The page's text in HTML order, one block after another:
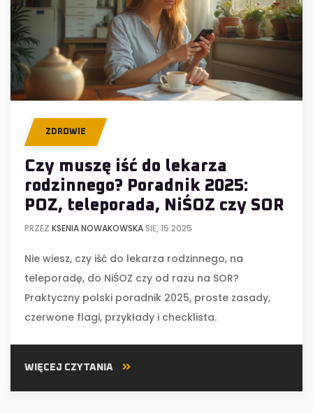
ZDROWIE
Czy muszę iść do lekarza
rodzinnego? Poradnik 2025:
POZ, teleporada, NiŚOZ czy SOR
PRZEZ KSENIA NOWAKOWSKASIE, 15 2025
Nie wiesz, czy iść do lekarza rodzinnego, na
teleporadę, do NiŚOZ czy od razu na SOR?
Praktyczny polski poradnik 2025, proste zasady,
czerwone flagi, przykłady i checklista.
WIĘCEJ CZYTANIA